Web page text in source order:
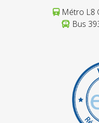
Métro L8
Bus